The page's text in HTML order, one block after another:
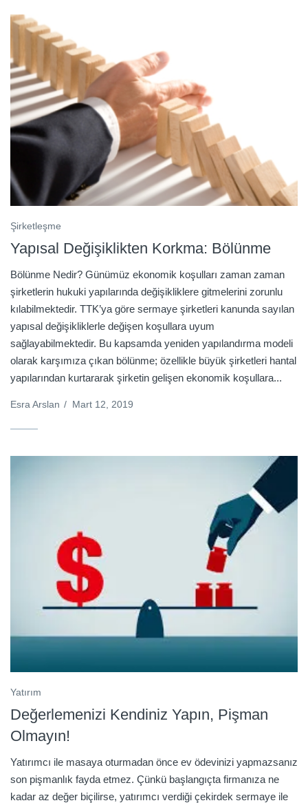
Şirketleşme
Yapısal Değişiklikten Korkma: Bölünme
Bölünme Nedir? Günümüz ekonomik koşulları zaman zaman
şirketlerin hukuki yapılarında değişikliklere gitmelerini zorunlu
kılabilmektedir. TTK’ya göre sermaye şirketleri kanunda sayılan
yapısal değişikliklerle değişen koşullara uyum
sağlayabilmektedir. Bu kapsamda yeniden yapılandırma modeli
olarak karşımıza çıkan bölünme; özellikle büyük şirketleri hantal
yapılarından kurtararak şirketin gelişen ekonomik koşullara...
Esra Arslan / Mart 12, 2019
Yatırım
Değerlemenizi Kendiniz Yapın, Pişman
Olmayın!
Yatırımcı ile masaya oturmadan önce ev ödevinizi yapmazsanız
son pişmanlık fayda etmez. Çünkü başlangıçta firmanıza ne
kadar az değer biçilirse, yatırımcı verdiği çekirdek sermaye ile